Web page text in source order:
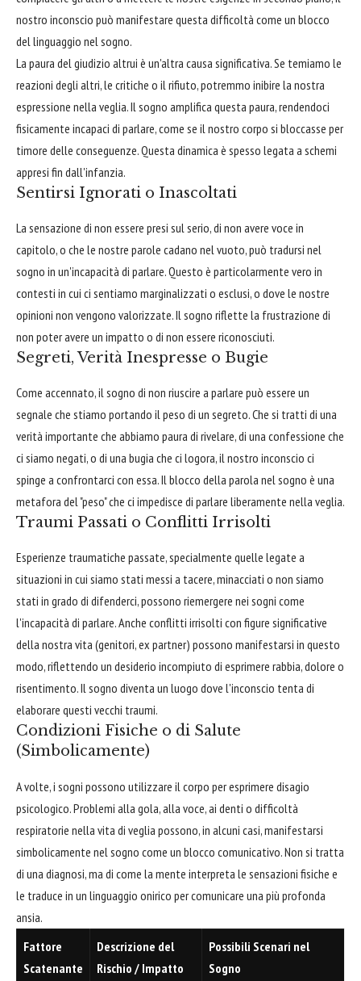
nostro inconscio può manifestare questa difficoltà come un blocco
del linguaggio nel sogno.
La paura del giudizio altrui è un'altra causa significativa. Se temiamo le
reazioni degli altri, le critiche o il rifiuto, potremmo inibire la nostra
espressione nella veglia. Il sogno amplifica questa paura, rendendoci
fisicamente incapaci di parlare, come se il nostro corpo si bloccasse per
timore delle conseguenze. Questa dinamica è spesso legata a schemi
appresi fin dall'infanzia.
Sentirsi Ignorati o Inascoltati
La sensazione di non essere presi sul serio, di non avere voce in
capitolo, o che le nostre parole cadano nel vuoto, può tradursi nel
sogno in un'incapacità di parlare. Questo è particolarmente vero in
contesti in cui ci sentiamo marginalizzati o esclusi, o dove le nostre
opinioni non vengono valorizzate. Il sogno riflette la frustrazione di
non poter avere un impatto o di non essere riconosciuti.
Segreti, Verità Inespresse o Bugie
Come accennato, il sogno di non riuscire a parlare può essere un
segnale che stiamo portando il peso di un segreto. Che si tratti di una
verità importante che abbiamo paura di rivelare, di una confessione che
ci siamo negati, o di una bugia che ci logora, il nostro inconscio ci
spinge a confrontarci con essa. Il blocco della parola nel sogno è una
metafora del "peso" che ci impedisce di parlare liberamente nella veglia.
Traumi Passati o Conflitti Irrisolti
Esperienze traumatiche passate, specialmente quelle legate a
situazioni in cui siamo stati messi a tacere, minacciati o non siamo
stati in grado di difenderci, possono riemergere nei sogni come
l'incapacità di parlare. Anche conflitti irrisolti con figure significative
della nostra vita (genitori, ex partner) possono manifestarsi in questo
modo, riflettendo un desiderio incompiuto di esprimere rabbia, dolore o
risentimento. Il sogno diventa un luogo dove l'inconscio tenta di
elaborare questi vecchi traumi.
Condizioni Fisiche o di Salute
(Simbolicamente)
A volte, i sogni possono utilizzare il corpo per esprimere disagio
psicologico. Problemi alla gola, alla voce, ai denti o difficoltà
respiratorie nella vita di veglia possono, in alcuni casi, manifestarsi
simbolicamente nel sogno come un blocco comunicativo. Non si tratta
di una diagnosi, ma di come la mente interpreta le sensazioni fisiche e
le traduce in un linguaggio onirico per comunicare una più profonda
ansia.
Fattore
Scatenante
Descrizione del
Rischio / Impatto
Possibili Scenari nel
Sogno